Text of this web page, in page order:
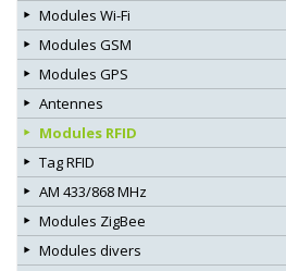
Modules Wi-Fi
Modules GSM
Modules GPS
Antennes
Modules RFID
Tag RFID
AM 433/868 MHz
Modules ZigBee
Modules divers